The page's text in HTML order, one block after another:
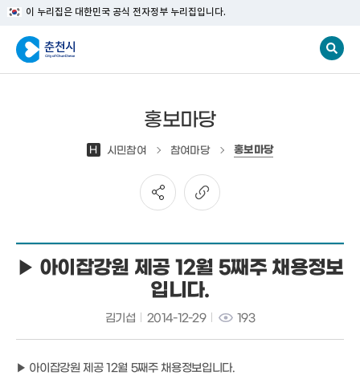
이 누리집은 대한민국 공식 전자정부 누리집입니다.
홍보마당
H 시민참여 참여마당 홍보마당
▶ 아이잡강원 제공 12월 5째주 채용정보
입니다.
김기섭 2014-12-29 193
▶ 아이잡강원 제공 12월 5째주 채용정보입니다.